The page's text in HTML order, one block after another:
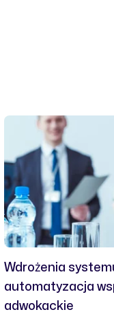
Wdrożenia
automatyzacja
adwokackie